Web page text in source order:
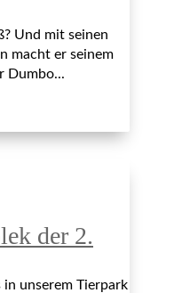
Und mit seinen
macht er seinem
Dumbo...
der 2.
unserem Tierpark